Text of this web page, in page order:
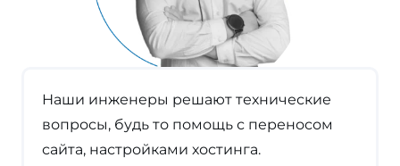
Наши инженеры решают технические
вопросы, будь то помощь с переносом
сайта, настройками хостинга.